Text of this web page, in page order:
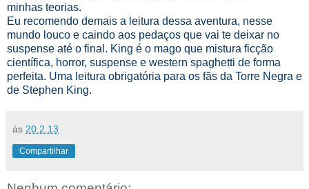
minhas teorias.
Eu recomendo demais a leitura dessa aventura, nesse
mundo louco e caindo aos pedaços que vai te deixar no
suspense até o final. King é o mago que mistura ficção
científica, horror, suspense e western spaghetti de forma
perfeita. Uma leitura obrigatória para os fãs da Torre Negra e
de Stephen King.
às 20.2.13
Compartilhar